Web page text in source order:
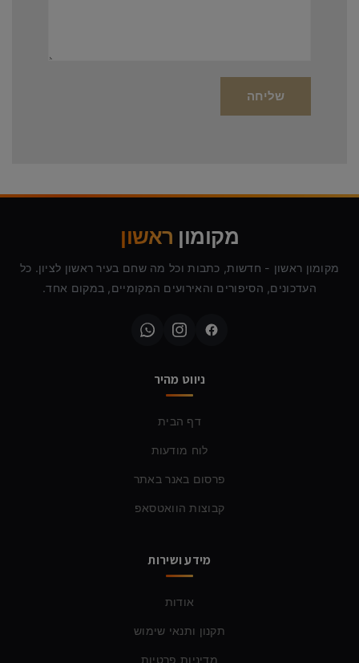
מקומון ראשון
מקומון ראשון - חדשות, כתבות וכל מה שחם בעיר ראשון לציון. כל
העדכונים, הסיפורים והאירועים המקומיים, במקום אחד.
ניווט מהיר
דף הבית
לוח מודעות
פרסום באנר באתר
קבוצות הוואטסאפ
מידע ושירות
אודות
תקנון ותנאי שימוש
מדיניות פרטיות